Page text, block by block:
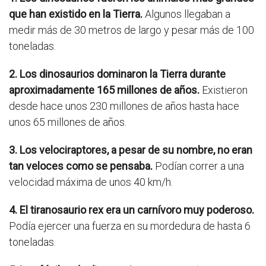
que han existido en la Tierra.Algunos llegaban a
medir más de 30 metros de largo y pesar más de 100
toneladas.
2. Los dinosaurios dominaron la Tierra durante
aproximadamente 165 millones de años. Existieron
desde hace unos 230 millones de años hasta hace
unos 65 millones de años.
3. Los velociraptores, a pesar de su nombre, no eran
tan veloces como se pensaba. Podían correr a una
velocidad máxima de unos 40 km/h.
4. El tiranosaurio rex era un carnívoro muy poderoso.
Podía ejercer una fuerza en su mordedura de hasta 6
toneladas.